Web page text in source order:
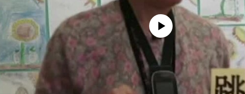
No media source currently available